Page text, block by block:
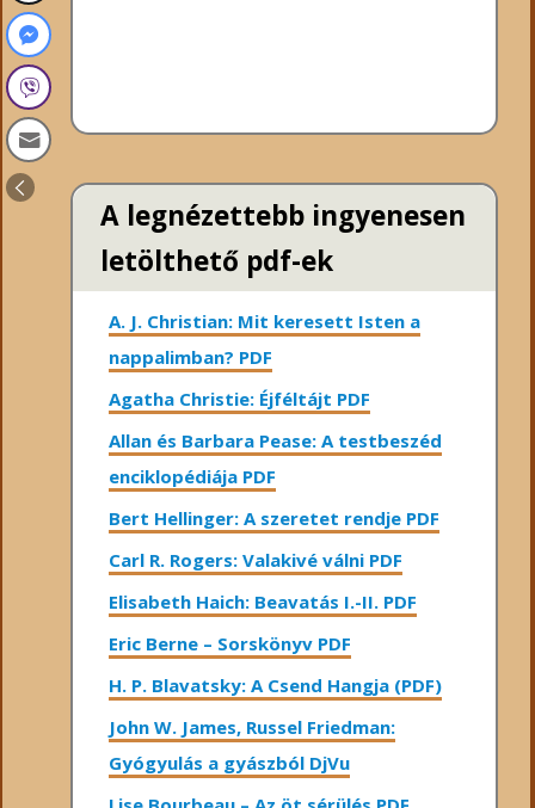
A legnézettebb ingyenesen
letölthető pdf-ek
A. J. Christian: Mit keresett Isten a
nappalimban? PDF
Agatha Christie: Éjféltájt PDF
Allan és Barbara Pease: A testbeszéd
enciklopédiája PDF
Bert Hellinger: A ​szeretet rendje PDF
Carl R. Rogers: Valakivé válni PDF
Elisabeth Haich: Beavatás I.-II. PDF
Eric Berne – Sorskönyv PDF
H. P. Blavatsky: A Csend Hangja (PDF)
John W. James, Russel Friedman:
Gyógyulás a gyászból DjVu